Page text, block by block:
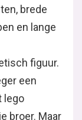
brede
en lange
figuur.
een
lego
broer. Maar